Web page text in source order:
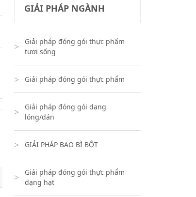
GIẢI PHÁP NGÀNH
Giải pháp đóng gói thực phẩm
tươi sống
Giải pháp đóng gói thực phẩm
Giải pháp đóng gói dạng
lỏng/dán
GIẢI PHÁP BAO BÌ BỘT
Giải pháp đóng gói thực phẩm
dạng hạt